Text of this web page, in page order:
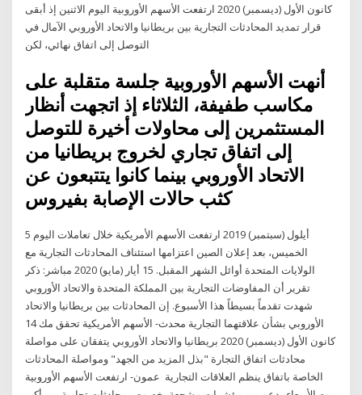
كانون الأول (ديسمبر) 2020 ارتفعت الأسهم الأوروبية اليوم الاثنين إذ أبقى
قرار تمديد المحادثات التجارية بين بريطانيا والاتحاد الأوروبي الآمال في
أنهت الأسهم الأوروبية جلسة متقلبة على
مكاسب طفيفة، الثلاثاء إذ اتجهت أنظار
المستثمرين إلى محاولات أخيرة للتوصل
إلى اتفاق تجاري لخروج بريطانيا من
الاتحاد الأوروبي بينما كانوا يتتبعون عن
كثب حالات الإصابة بفيروس
5 أيلول (سبتمبر) 2019 ارتفعت الأسهم الأمريكية خلال تعاملات اليوم
الخميس، بعد إعلان الصين اعتزامها استئناف المحادثات التجارية مع
الولايات المتحدة أوائل الشهر المقبل. 15 أيار (مايو) 2020 مباشر: ذكر
تقرير أن المفاوضات التجارية بين المملكة المتحدة والاتحاد الأوروبي
شهدت تقدماً بسيطاً هذا الأسبوع. إن المحادثات بين بريطانيا والاتحاد
الأوروبي بشأن علاقتهما التجارية محدث- الأسهم الأمريكية تحقق مك 14
كانون الأول (ديسمبر) 2020 بريطانيا والاتحاد الأوروبي يتفقان على مواصلة
محادثات اتفاق التجارة "بذل المزيد من الجهد" ومواصلة المحادثات
الخاصة باتفاق ينظم العلاقات التجارية عمون- ارتفعت الأسهم الأوروبية